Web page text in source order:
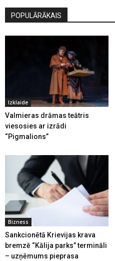
POPULĀRĀKAIS
Izklaide
Valmieras drāmas teātris
viesosies ar izrādi
“Pigmalions”
Bizness
Sankcionētā Krievijas krava
bremzē “Kālija parks” termināli
– uzņēmums pieprasa